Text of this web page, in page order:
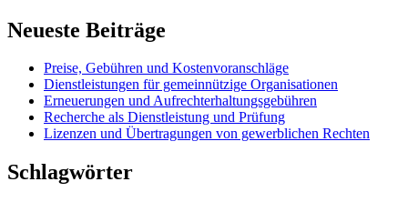
Neueste Beiträge
Preise, Gebühren und Kostenvoranschläge
Dienstleistungen für gemeinnützige Organisationen
Erneuerungen und Aufrechterhaltungsgebühren
Recherche als Dienstleistung und Prüfung
Lizenzen und Übertragungen von gewerblichen Rechten
Schlagwörter